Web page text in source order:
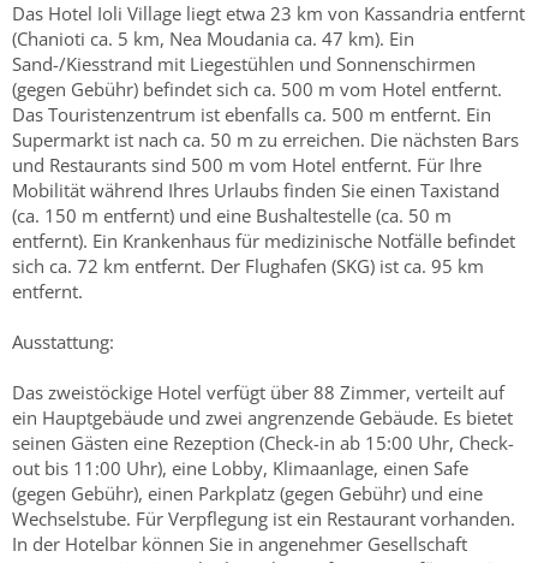
Das Hotel Ioli Village liegt etwa 23 km von Kassandria entfernt
(Chanioti ca. 5 km, Nea Moudania ca. 47 km). Ein
Sand-/Kiesstrand mit Liegestühlen und Sonnenschirmen
(gegen Gebühr) befindet sich ca. 500 m vom Hotel entfernt.
Das Touristenzentrum ist ebenfalls ca. 500 m entfernt. Ein
Supermarkt ist nach ca. 50 m zu erreichen. Die nächsten Bars
und Restaurants sind 500 m vom Hotel entfernt. Für Ihre
Mobilität während Ihres Urlaubs finden Sie einen Taxistand
(ca. 150 m entfernt) und eine Bushaltestelle (ca. 50 m
entfernt). Ein Krankenhaus für medizinische Notfälle befindet
sich ca. 72 km entfernt. Der Flughafen (SKG) ist ca. 95 km
entfernt.
Ausstattung:
Das zweistöckige Hotel verfügt über 88 Zimmer, verteilt auf
ein Hauptgebäude und zwei angrenzende Gebäude. Es bietet
seinen Gästen eine Rezeption (Check-in ab 15:00 Uhr, Check-
out bis 11:00 Uhr), eine Lobby, Klimaanlage, einen Safe
(gegen Gebühr), einen Parkplatz (gegen Gebühr) und eine
Wechselstube. Für Verpflegung ist ein Restaurant vorhanden.
In der Hotelbar können Sie in angenehmer Gesellschaft